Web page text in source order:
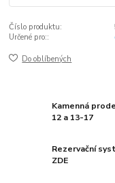
Číslo produktu:
Určené pro::
Do oblíbených
Kamenná
12 a 13-17
Rezervační
ZDE